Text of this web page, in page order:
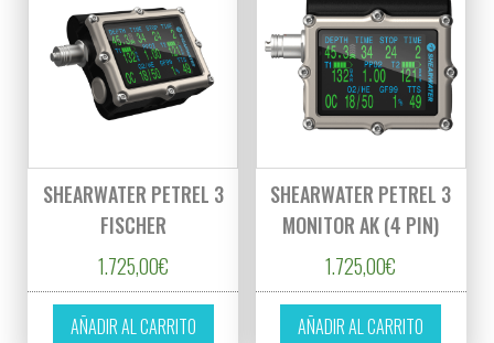
SHEARWATER PETREL 3
FISCHER
1.725,00€
AÑADIR AL CARRITO
SHEARWATER PETREL 3
MONITOR AK (4 PIN)
1.725,00€
AÑADIR AL CARRITO